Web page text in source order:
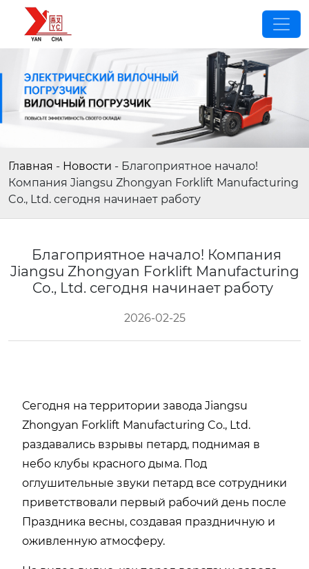
Главная - Новости - Благоприятное начало!
Компания Jiangsu Zhongyan Forklift Manufacturing
Co., Ltd. сегодня начинает работу
Благоприятное начало! Компания
Jiangsu Zhongyan Forklift Manufacturing
Co., Ltd. сегодня начинает работу
2026-02-25
Сегодня на территории завода Jiangsu
Zhongyan Forklift Manufacturing Co., Ltd.
раздавались взрывы петард, поднимая в
небо клубы красного дыма. Под
оглушительные звуки петард все сотрудники
приветствовали первый рабочий день после
Праздника весны, создавая праздничную и
оживленную атмосферу.